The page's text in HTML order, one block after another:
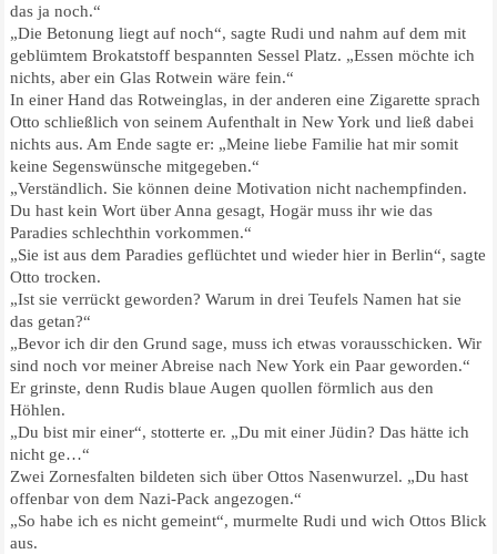
das ja noch.“
„Die Betonung liegt auf noch“, sagte Rudi und nahm auf dem mit
geblümtem Brokatstoff bespannten Sessel Platz. „Essen möchte ich
nichts, aber ein Glas Rotwein wäre fein.“
In einer Hand das Rotweinglas, in der anderen eine Zigarette sprach
Otto schließlich von seinem Aufenthalt in New York und ließ dabei
nichts aus. Am Ende sagte er: „Meine liebe Familie hat mir somit
keine Segenswünsche mitgegeben.“
„Verständlich. Sie können deine Motivation nicht nachempfinden.
Du hast kein Wort über Anna gesagt, Hogär muss ihr wie das
Paradies schlechthin vorkommen.“
„Sie ist aus dem Paradies geflüchtet und wieder hier in Berlin“, sagte
Otto trocken.
„Ist sie verrückt geworden? Warum in drei Teufels Namen hat sie
das getan?“
„Bevor ich dir den Grund sage, muss ich etwas vorausschicken. Wir
sind noch vor meiner Abreise nach New York ein Paar geworden.“
Er grinste, denn Rudis blaue Augen quollen förmlich aus den
Höhlen.
„Du bist mir einer“, stotterte er. „Du mit einer Jüdin? Das hätte ich
nicht ge…“
Zwei Zornesfalten bildeten sich über Ottos Nasenwurzel. „Du hast
offenbar von dem Nazi-Pack angezogen.“
„So habe ich es nicht gemeint“, murmelte Rudi und wich Ottos Blick
aus.